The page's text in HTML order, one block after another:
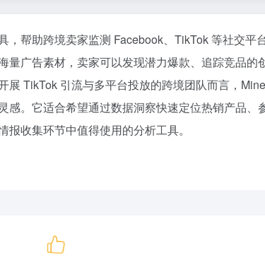
，帮助跨境卖家监测 Facebook、TikTok 等社交平
广告素材，卖家可以发现潜力爆款、追踪竞品的
展 TikTok 引流与多平台投放的跨境团队而言，
感。它适合希望通过数据洞察快速定位热销产品、
收集环节中值得使用的分析工具。